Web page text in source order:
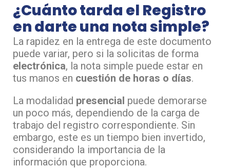
¿Cuánto tarda el Registro
en darte una nota simple?
La rapidez en la entrega de este documento
puede variar, pero si la solicitas de forma
electrónica, la nota simple puede estar en
tus manos en cuestión de horas o días.
La modalidad presencial puede demorarse
un poco más, dependiendo de la carga de
trabajo del registro correspondiente. Sin
embargo, este es un tiempo bien invertido,
considerando la importancia de la
información que proporciona.